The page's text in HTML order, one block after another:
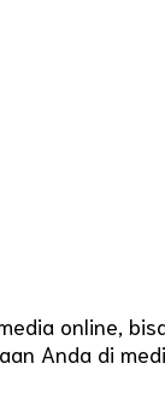
online,
Anda di